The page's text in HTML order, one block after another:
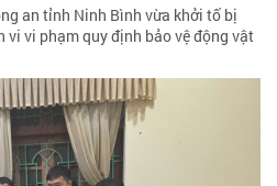
an tỉnh Ninh Bình vừa khởi tố bị
vi vi phạm quy định bảo vệ động vật